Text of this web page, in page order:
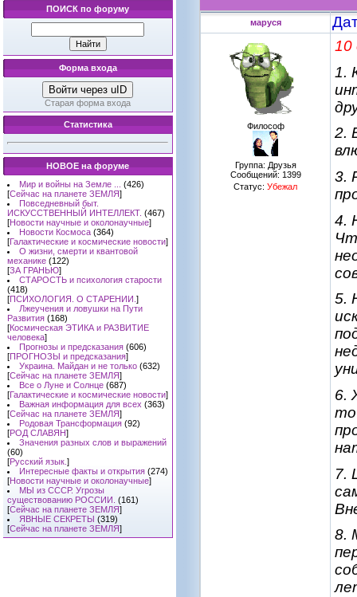
ПОИСК по форуму
Форма входа
Войти через uID
Старая форма входа
Статистика
НОВОЕ на форуме
Мир и войны на Земле ...
(426)
[Сейчас на планете ЗЕМЛЯ]
Повседневный быт.
ИСКУССТВЕННЫЙ ИНТЕЛЛЕКТ. (467)
[Новости научные и околонаучные]
Новости Космоса (364)
[Галактические и космические новости]
О жизни, смерти и квантовой
механике (122)
[ЗА ГРАНЬЮ]
СТАРОСТЬ и психология старости
(418)
[ПСИХОЛОГИЯ. О СТАРЕНИИ. ]
Лжеучения и ловушки на Пути
Развития (168)
[Космическая ЭТИКА и РАЗВИТИЕ
человека]
Прогнозы и предсказания (606)
[ПРОГНОЗЫ и предсказания]
Украина. Майдан и не только (632)
[Сейчас на планете ЗЕМЛЯ]
Все о Луне и Солнце (687)
[Галактические и космические новости]
Важная информация для всех (363)
[Сейчас на планете ЗЕМЛЯ]
Родовая Трансформация (92)
[РОД СЛАВЯН]
Значения разных слов и выражений
(60)
[Русский язык. ]
Интересные факты и открытия (274)
[Новости научные и околонаучные]
МЫ из СССР. Угрозы
существованию РОССИИ. (161)
[Сейчас на планете ЗЕМЛЯ]
ЯВНЫЕ СЕКРЕТЫ (319)
[Сейчас на планете ЗЕМЛЯ]
маруся
Философ
Группа: Друзья
Сообщений: 1399
Статус: Убежал
10
1.
2.
3.
4.
5.
6.
то
7.
8.